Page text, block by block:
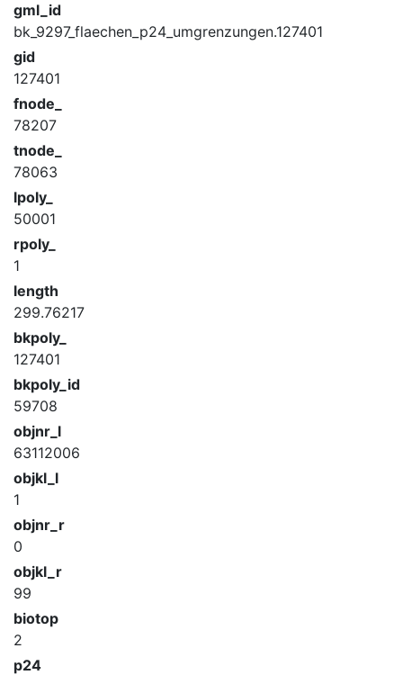
gml_id
bk_9297_flaechen_p24_umgrenzungen.127401
gid
127401
fnode_
78207
tnode_
78063
lpoly_
50001
rpoly_
1
length
299.76217
bkpoly_
127401
bkpoly_id
59708
objnr_l
63112006
objkl_l
1
objnr_r
0
objkl_r
99
biotop
2
p24